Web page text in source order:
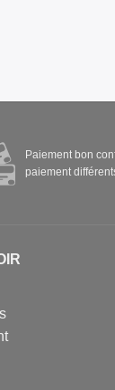
Paiement bon
paiement